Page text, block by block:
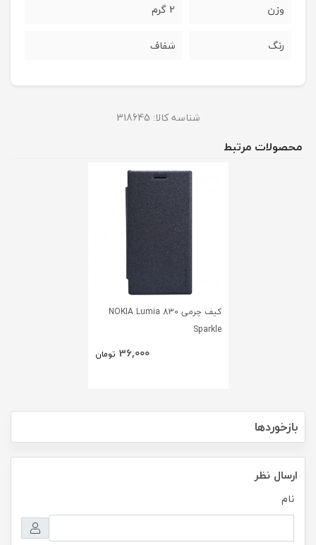
وزن 2 گرم
رنگ شفاف
شناسه کالا: 318645
محصولات مرتبط
کیف چرمی NOKIA Lumia 830
Sparkle
36,000 تومان
بازخوردها
ارسال نظر
نام